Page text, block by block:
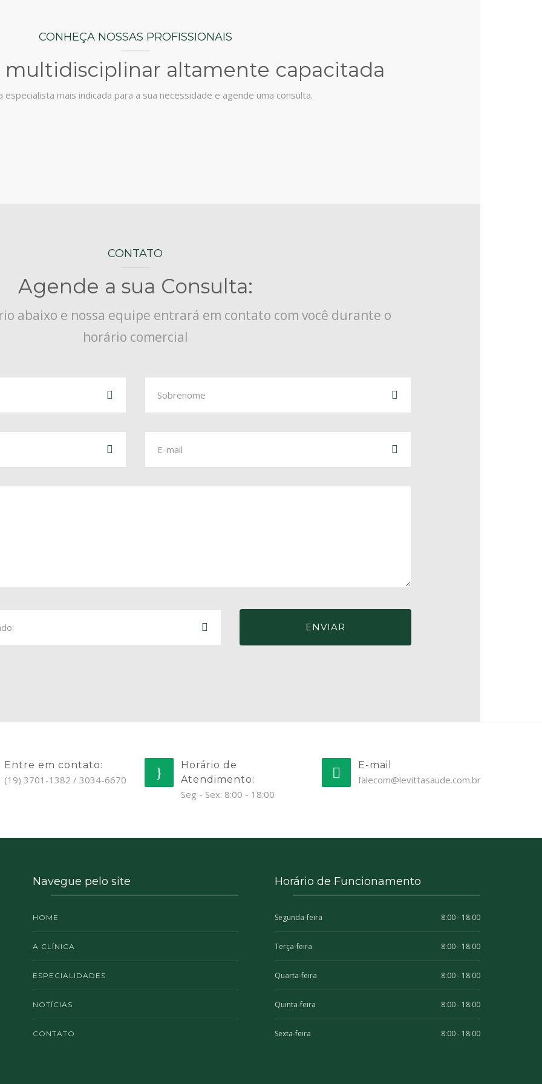
CONHEÇA NOSSAS PROFISSIONAIS
altamente capacitada
especialista mais indicada para a sua necessidade e agende uma consulta.
CONTATO
Agende a sua Consulta:
abaixo e nossa equipe entrará em contato com você durante o
horário comercial
Entre em contato:
(19) 3701-1382 / 3034-6670
Horário de
Atendimento:
Seg - Sex: 8:00 - 18:00
E-mail
falecom@levittasaude.com.br
Navegue pelo site
HOME
A CLÍNICA
ESPECIALIDADES
NOTÍCIAS
CONTATO
Horário de Funcionamento
Segunda-feira 8:00 - 18:00
Terça-feira 8:00 - 18:00
Quarta-feira 8:00 - 18:00
Quinta-feira 8:00 - 18:00
Sexta-feira 8:00 - 18:00